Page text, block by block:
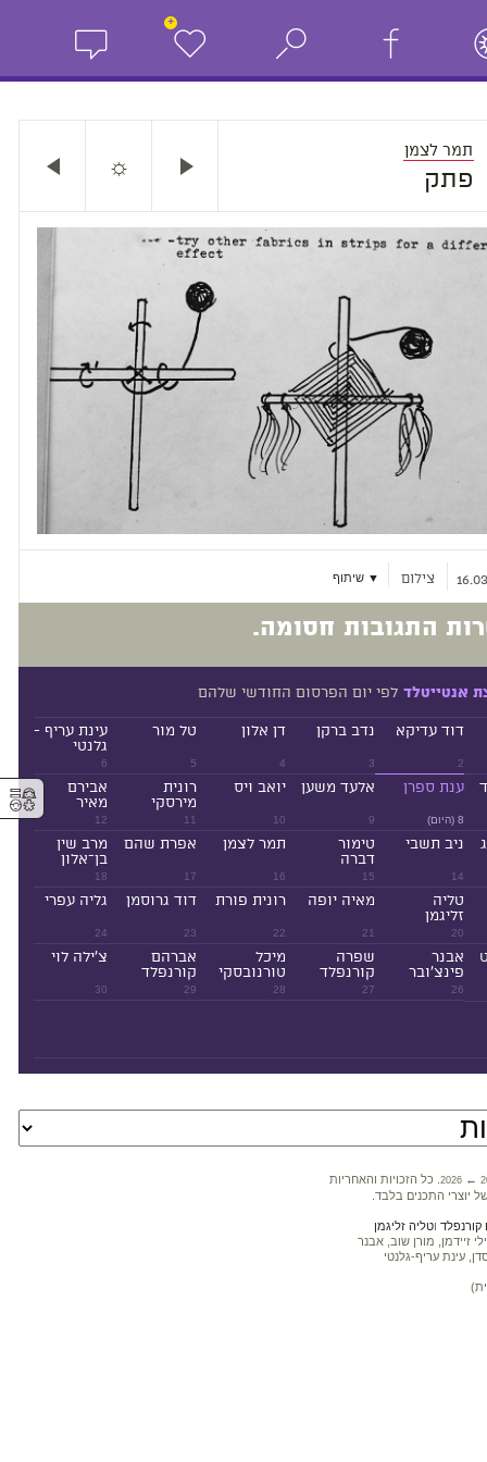
+
תמר לצמן
פתק ☼
צילום ▼ שיתוף
התגובות חסומה.
אנטייטלד לפי יום הפרסום החודשי שלהם
2
דוד עדיקא
3
נדב ברקן
4
דן אלון
5
טל מור
6
עינת עריף -
גלנטי
8 (היום)
ענת ספרן
9
אלעד משען
10
יואב ויס
11
רונית
מירסקי
12
אבירם
מאיר
14
ניב תשבי
15
טימור
דברה
16
תמר לצמן
17
אפרת שהם
18
מרב שין
בן־אלון
20
טליה
זליגמן
21
מאיה יופה
22
רונית פורת
23
דוד גרוסמן
24
גליה עפרי
26
אבנר
פינצ'ובר
27
שפרה
קורנפלד
28
מיכל
טורנובסקי
29
אברהם
קורנפלד
30
צ'ילה לוי
2026 ←
. כל הזכויות והאחריות
יוצרי התכנים בלבד.
וטליה זליגמן
זיידמן, מורן שוב, אבנר
עינת עריף-גלנטי
⚥︎